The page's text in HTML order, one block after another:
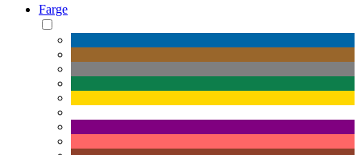
Farge